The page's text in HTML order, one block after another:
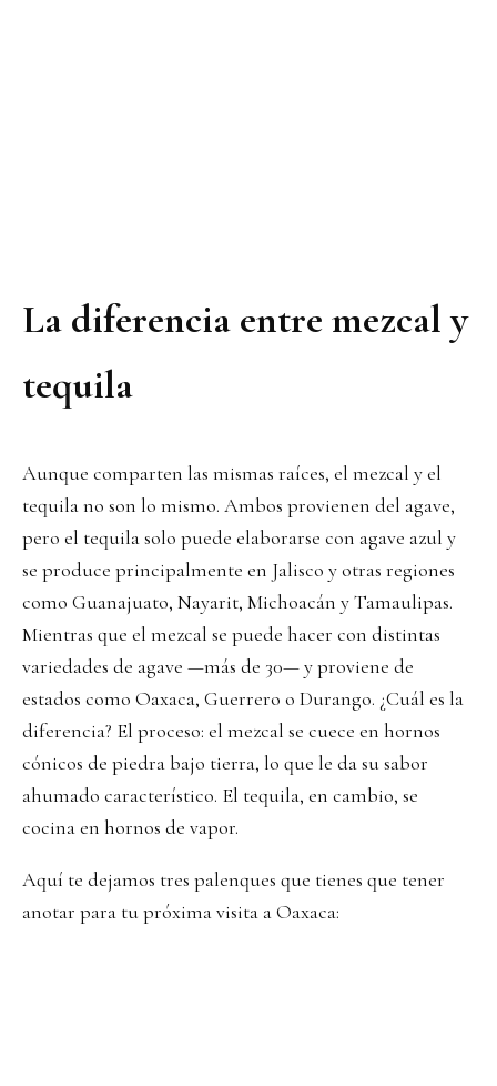
La diferencia entre mezcal y
tequila
Aunque comparten las mismas raíces, el mezcal y el
tequila no son lo mismo. Ambos provienen del agave,
pero el tequila solo puede elaborarse con agave azul y
se produce principalmente en Jalisco y otras regiones
como Guanajuato, Nayarit, Michoacán y Tamaulipas.
Mientras que el mezcal se puede hacer con distintas
variedades de agave —más de 30— y proviene de
estados como Oaxaca, Guerrero o Durango. ¿Cuál es la
diferencia? El proceso: el mezcal se cuece en hornos
cónicos de piedra bajo tierra, lo que le da su sabor
ahumado característico. El tequila, en cambio, se
cocina en hornos de vapor.
Aquí te dejamos tres palenques que tienes que tener
anotar para tu próxima visita a Oaxaca: